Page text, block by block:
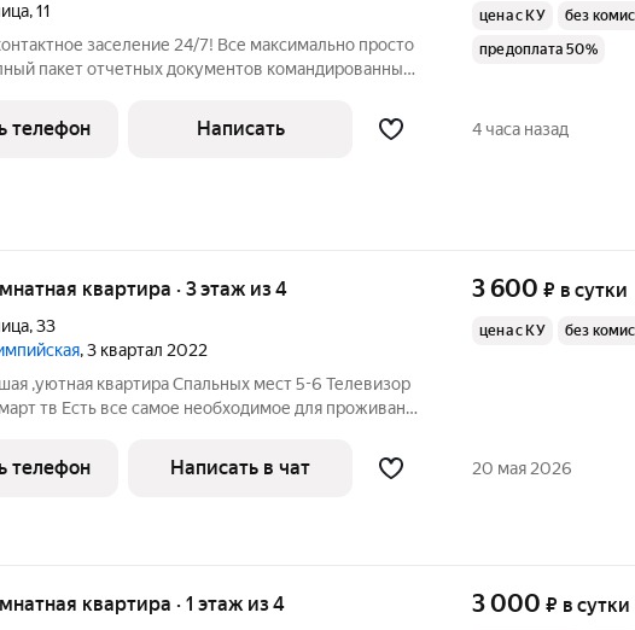
,11
заселение 24/7! Все максимально просто
пакет отчетных документов командированным:
цена от 3-х дней. Возможность проживание до 3-
цена с КУ
без
предоплата 50%
телефон Написать 4 часа назад
квартира · 3 этаж из 4
,33
, 3 квартал 2022
,уютная квартира Спальных мест 5-6 Телевизор
тв Есть все самое необходимое для проживания
3 600 ₽ в сутки
цена с КУ без
телефон Написать в чат 20 мая 2026
квартира · 1 этаж из 4 3 000 ₽ в сутки